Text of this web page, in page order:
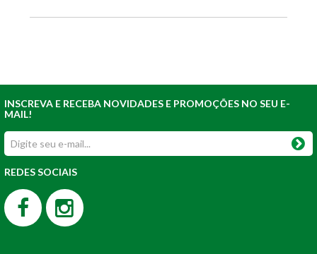
INSCREVA E RECEBA NOVIDADES E PROMOÇÕES NO SEU E-
MAIL!
REDES SOCIAIS